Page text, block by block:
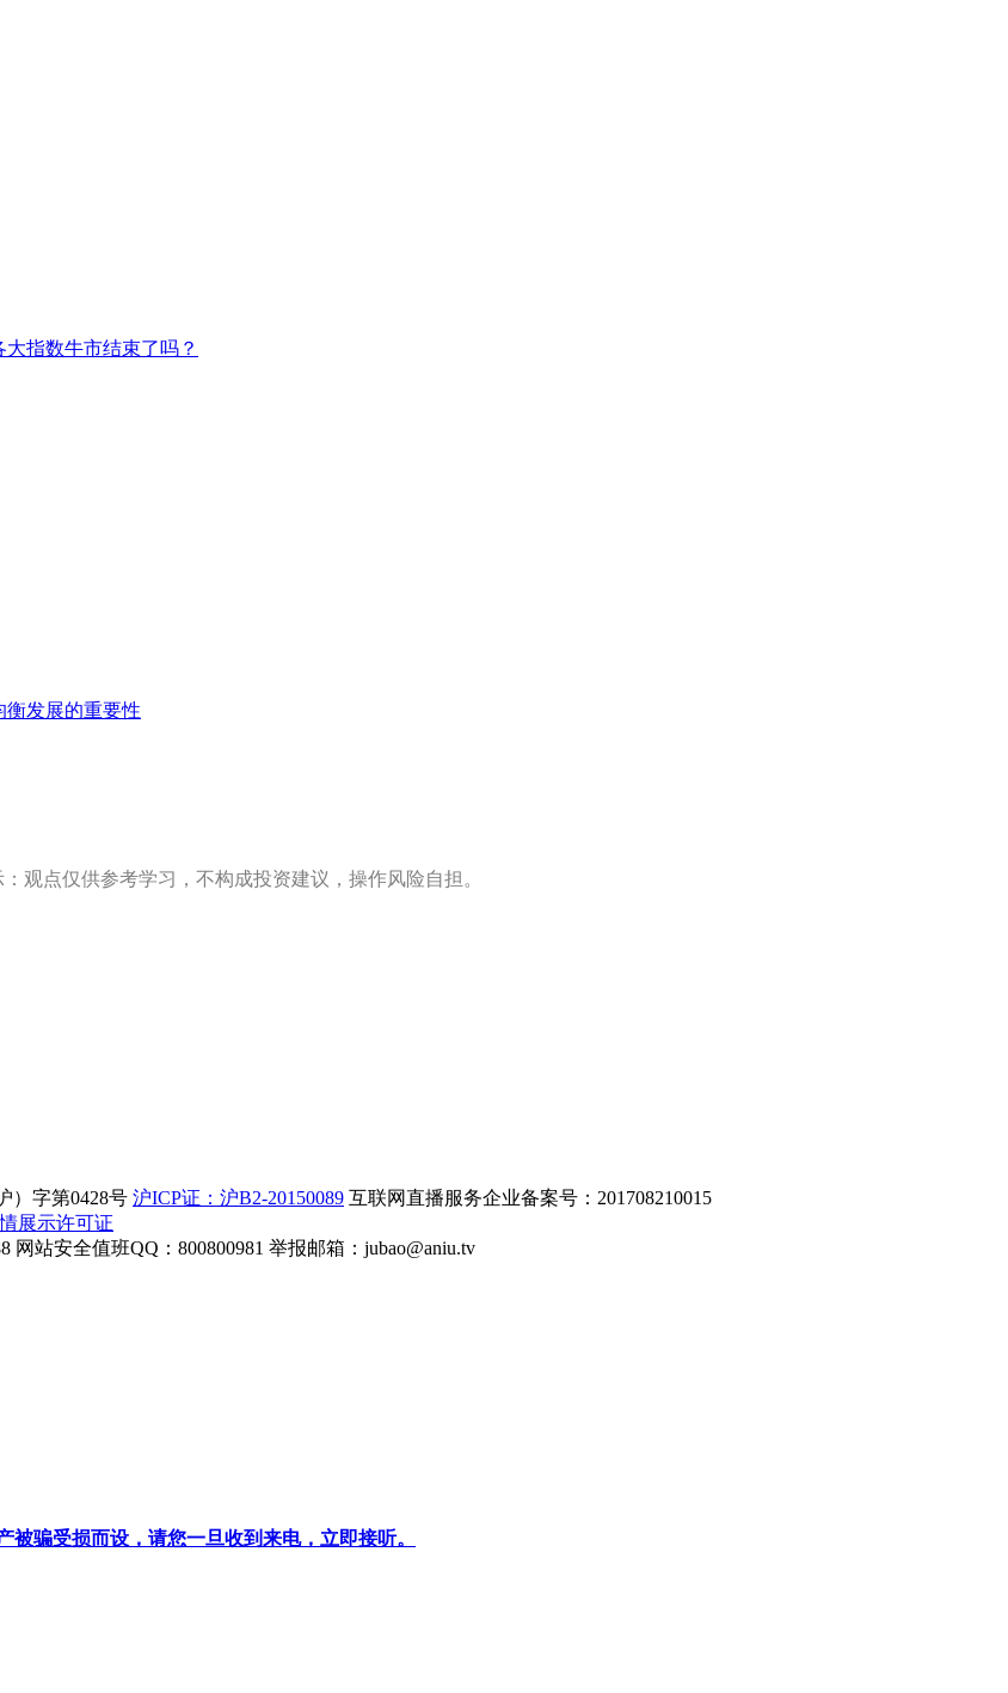
指数牛市结束了吗？
衡发展的重要性
：观点仅供参考学习，不构成投资建议，操作风险自担。
）字第0428号 沪ICP证：沪B2-20150089 互联网直播服务企业备案号：201708210015
展示许可证
网站安全值班QQ：800800981 举报邮箱： jubao@aniu.tv
骗受损而设，请您一旦收到来电，立即接听。